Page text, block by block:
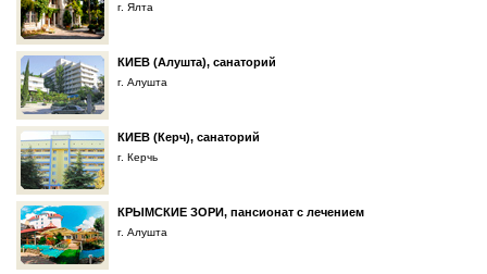
г. Ялта
КИЕВ (Алушта), санаторий
г. Алушта
КИЕВ (Керч), санаторий
г. Керчь
КРЫМСКИЕ ЗОРИ, пансионат с лечением
г. Алушта